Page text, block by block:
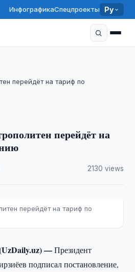
ИнфографикаСпецпроекты Ру
перейдёт на тариф по
перейдёт на
2130 views
перейдёт на тариф по
—Президент
подписал постановление,